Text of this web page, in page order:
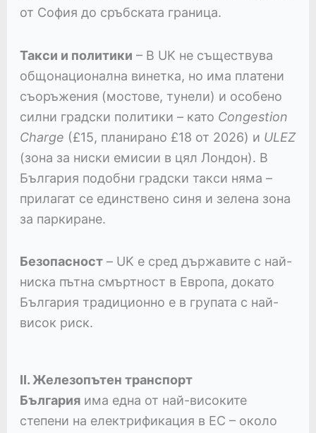
от София до сръбската граница.
Такси и политики – В UK не съществува
общонационална винетка, но има платени
съоръжения (мостове, тунели) и особено
силни градски политики – като Congestion
Charge (£15, планирано £18 от 2026) и ULEZ
(зона за ниски емисии в цял Лондон). В
България подобни градски такси няма –
прилагат се единствено синя и зелена зона
за паркиране.
Безопасност– UK е сред държавите с най-
ниска пътна смъртност в Европа, докато
България традиционно е в групата с най-
висок риск.
II. Железопътен транспорт
Българияима една от най-високите
степени на електрификация в ЕС – около